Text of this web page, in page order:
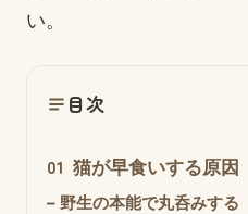
い。
目次
01 猫が早食いする原因
– 野生の本能で丸呑みする